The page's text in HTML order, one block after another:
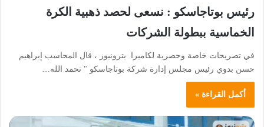
رئيس بوتاجاسكو : نسعى لحصد ذهبية الكرة
الخماسية ببطولة الشركات
في تصريحات خاصة وحصرية لكاميرا بترونيوز ، قال المحاسب إبراهيم
حسن بدوي رئيس مجلس إدارة شركة بوتاجاسكو " نحمد الله…
أكمل القراءة »